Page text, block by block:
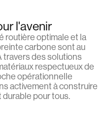
l'avenir
routière optimale et la
carbone sont au
des solutions
respectueux de
opérationnelle
activement à construire
durable pour tous.